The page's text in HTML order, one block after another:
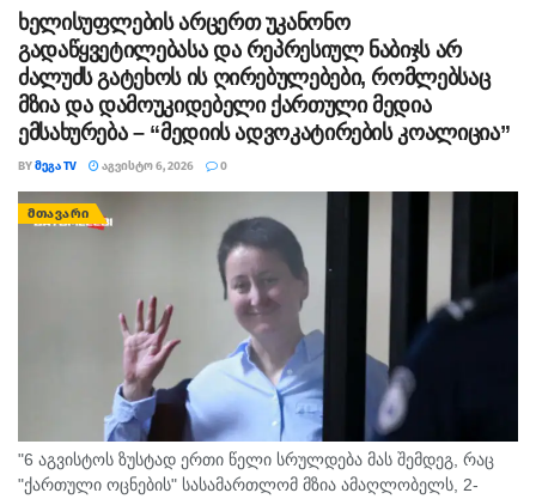
ხელისუფლების არცერთ უკანონო
გადაწყვეტილებასა და რეპრესიულ ნაბიჯს არ
ძალუძს გატეხოს ის ღირებულებები, რომლებსაც
მზია და დამოუკიდებელი ქართული მედია
ემსახურება – “მედიის ადვოკატირების კოალიცია”
BYᲛᲔᲒᲐ TV ᲐᲒᲕᲘᲡᲢᲝ 6, 2026 0
ᲛᲗᲐᲕᲐᲠᲘ
"6 აგვისტოს ზუსტად ერთი წელი სრულდება მას შემდეგ, რაც
"ქართული ოცნების" სასამართლომ მზია ამაღლობელს, 2-